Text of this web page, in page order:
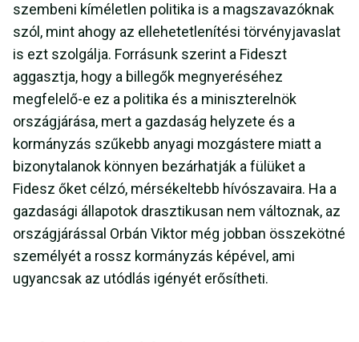
szembeni kíméletlen politika is a magszavazóknak
szól, mint ahogy az ellehetetlenítési törvényjavaslat
is ezt szolgálja. Forrásunk szerint a Fideszt
aggasztja, hogy a billegők megnyeréséhez
megfelelő-e ez a politika és a miniszterelnök
országjárása, mert a gazdaság helyzete és a
kormányzás szűkebb anyagi mozgástere miatt a
bizonytalanok könnyen bezárhatják a fülüket a
Fidesz őket célzó, mérsékeltebb hívószavaira. Ha a
gazdasági állapotok drasztikusan nem változnak, az
országjárással Orbán Viktor még jobban összekötné
személyét a rossz kormányzás képével, ami
ugyancsak az utódlás igényét erősítheti.